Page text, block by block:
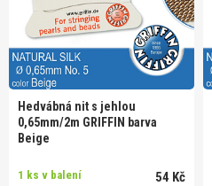
Hedvábná nit s jehlou
0,65mm/2m GRIFFIN barva
Beige
1 ks v balení 54 Kč